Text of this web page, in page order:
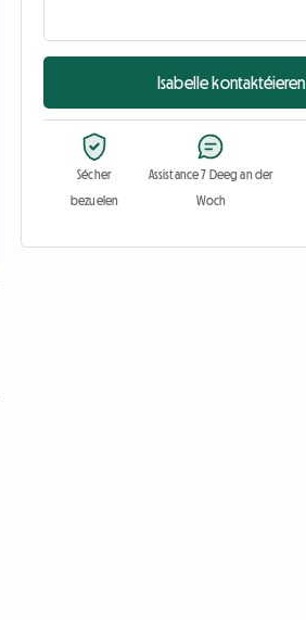
Isabelle kontaktéieren
Sécher
bezuelen
Assistance 7 Deeg an der
Woch